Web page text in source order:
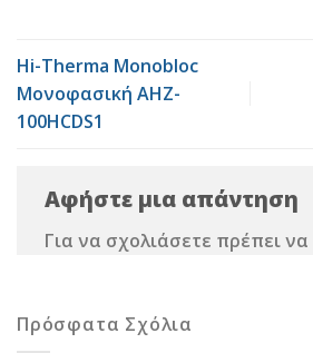
Hi-Therma Monobloc
Μονοφασική AHZ-
100HCDS1
Αφήστε μια απάντηση
Για να σχολιάσετε πρέπει να
Πρόσφατα Σχόλια